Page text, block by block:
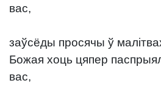
вас,
заўсёды просячы ў
Божая хоць цяпер
вас,